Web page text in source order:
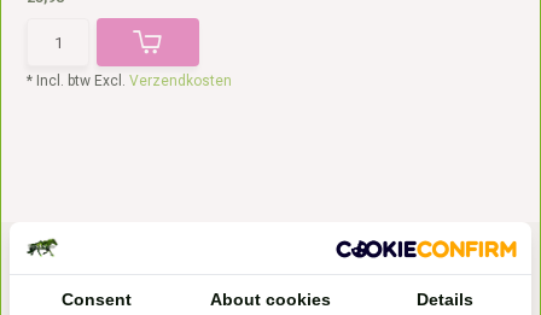
* Incl. btw Excl.Verzendkosten
Consent About cookies Details